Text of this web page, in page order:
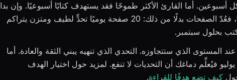
أما القارئ الأكثر طموحًا فقد يستهدف كتابًا أسبوعيًا. وإن بدا
عدّ الكتب كاملةً ضغطًا، فعُدّ الصفحات بدلًا من ذلك: 20 صفحة يوميًا تحدٍّ لطيف ومتزن يتراكم
بحلول سبتمبر.
المستوى الذي ستتجاوزه. التحدي الذي تنهيه يبني الثقة والعادة. أما
فيُعلِّم دماغك أن التحديات لا تنفع. لمزيد حول اختيار الهدف
كيف تضع هدفًا للقراءة.